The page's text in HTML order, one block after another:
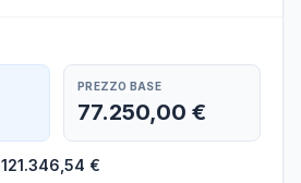
PREZZO BASE
77.250,00 €
121.346,54 €